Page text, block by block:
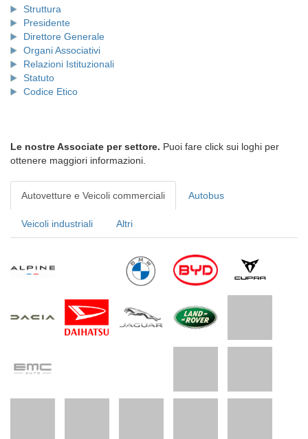
Struttura
Presidente
Direttore Generale
Organi Associativi
Relazioni Istituzionali
Statuto
Codice Etico
Le nostre Associate per settore. Puoi fare click sui loghi per
ottenere maggiori informazioni.
Autovetture e Veicoli commerciali Autobus
Veicoli industriali Altri